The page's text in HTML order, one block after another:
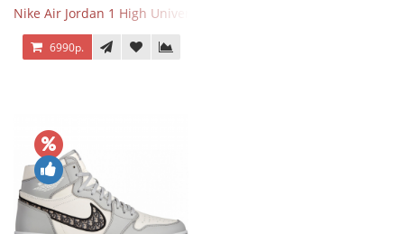
Nike Air Jordan 1 High University Blue
6990р.